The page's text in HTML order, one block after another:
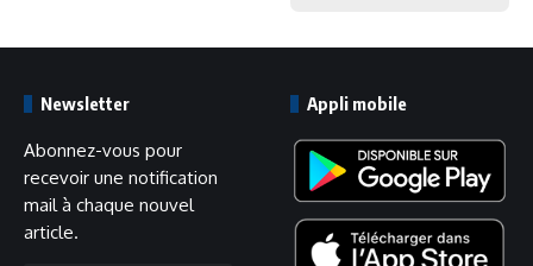
Newsletter
Abonnez-vous pour
recevoir une notification
mail à chaque nouvel
article.
Appli mobile